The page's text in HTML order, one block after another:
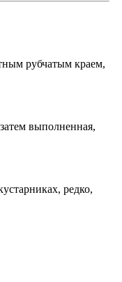
рубчатым краем,
выполненная,
редко,